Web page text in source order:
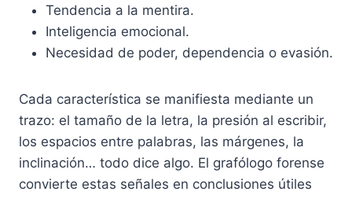
Tendencia a la mentira.
Inteligencia emocional.
Necesidad de poder, dependencia o evasión.
Cada característica se manifiesta mediante un
trazo: el tamaño de la letra, la presión al escribir,
los espacios entre palabras, las márgenes, la
inclinación… todo dice algo. El grafólogo forense
convierte estas señales en conclusiones útiles